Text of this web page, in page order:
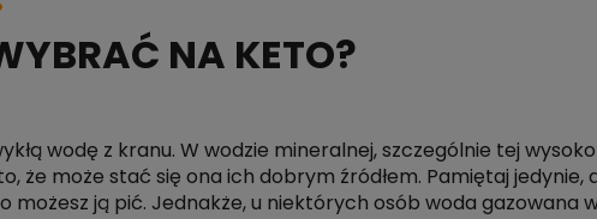
NA KETO?
wodę z kranu. W wodzie mineralnej, szczególnie tej
że może stać się ona ich dobrym źródłem. Pamiętaj jedynie,
możesz ją pić. Jednakże, u niektórych osób woda gazowana